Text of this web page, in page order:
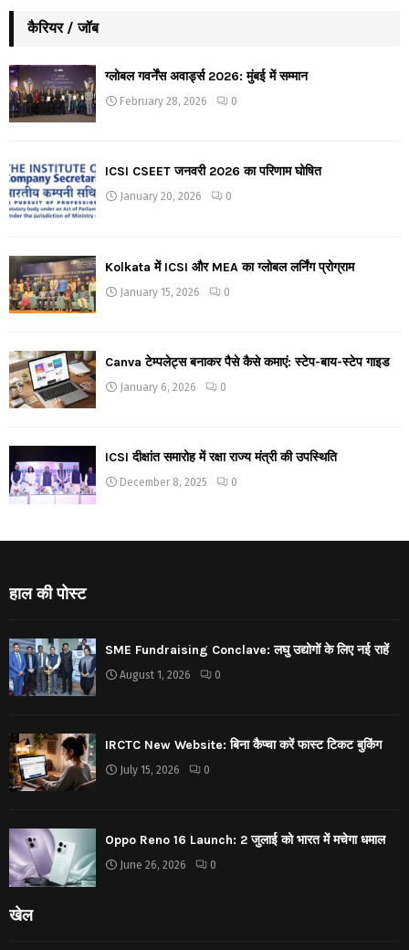
कैरियर / जॉब
ग्लोबल गवर्नेंस अवार्ड्स 2026: मुंबई में सम्मान
February 28, 2026 0
ICSI CSEET जनवरी 2026 का परिणाम घोषित
January 20, 2026 0
Kolkata में ICSI और MEA का ग्लोबल लर्निंग प्रोग्राम
January 15, 2026 0
Canva टेम्पलेट्स बनाकर पैसे कैसे कमाएं: स्टेप-बाय-स्टेप गाइड
January 6, 2026 0
ICSI दीक्षांत समारोह में रक्षा राज्य मंत्री की उपस्थिति
December 8, 2025 0
हाल की पोस्ट
SME Fundraising Conclave: लघु उद्योगों के लिए नई राहें
August 1, 2026 0
IRCTC New Website: बिना कैप्चा करें फास्ट टिकट बुकिंग
July 15, 2026 0
Oppo Reno 16 Launch: 2 जुलाई को भारत में मचेगा धमाल
June 26, 2026 0
खेल